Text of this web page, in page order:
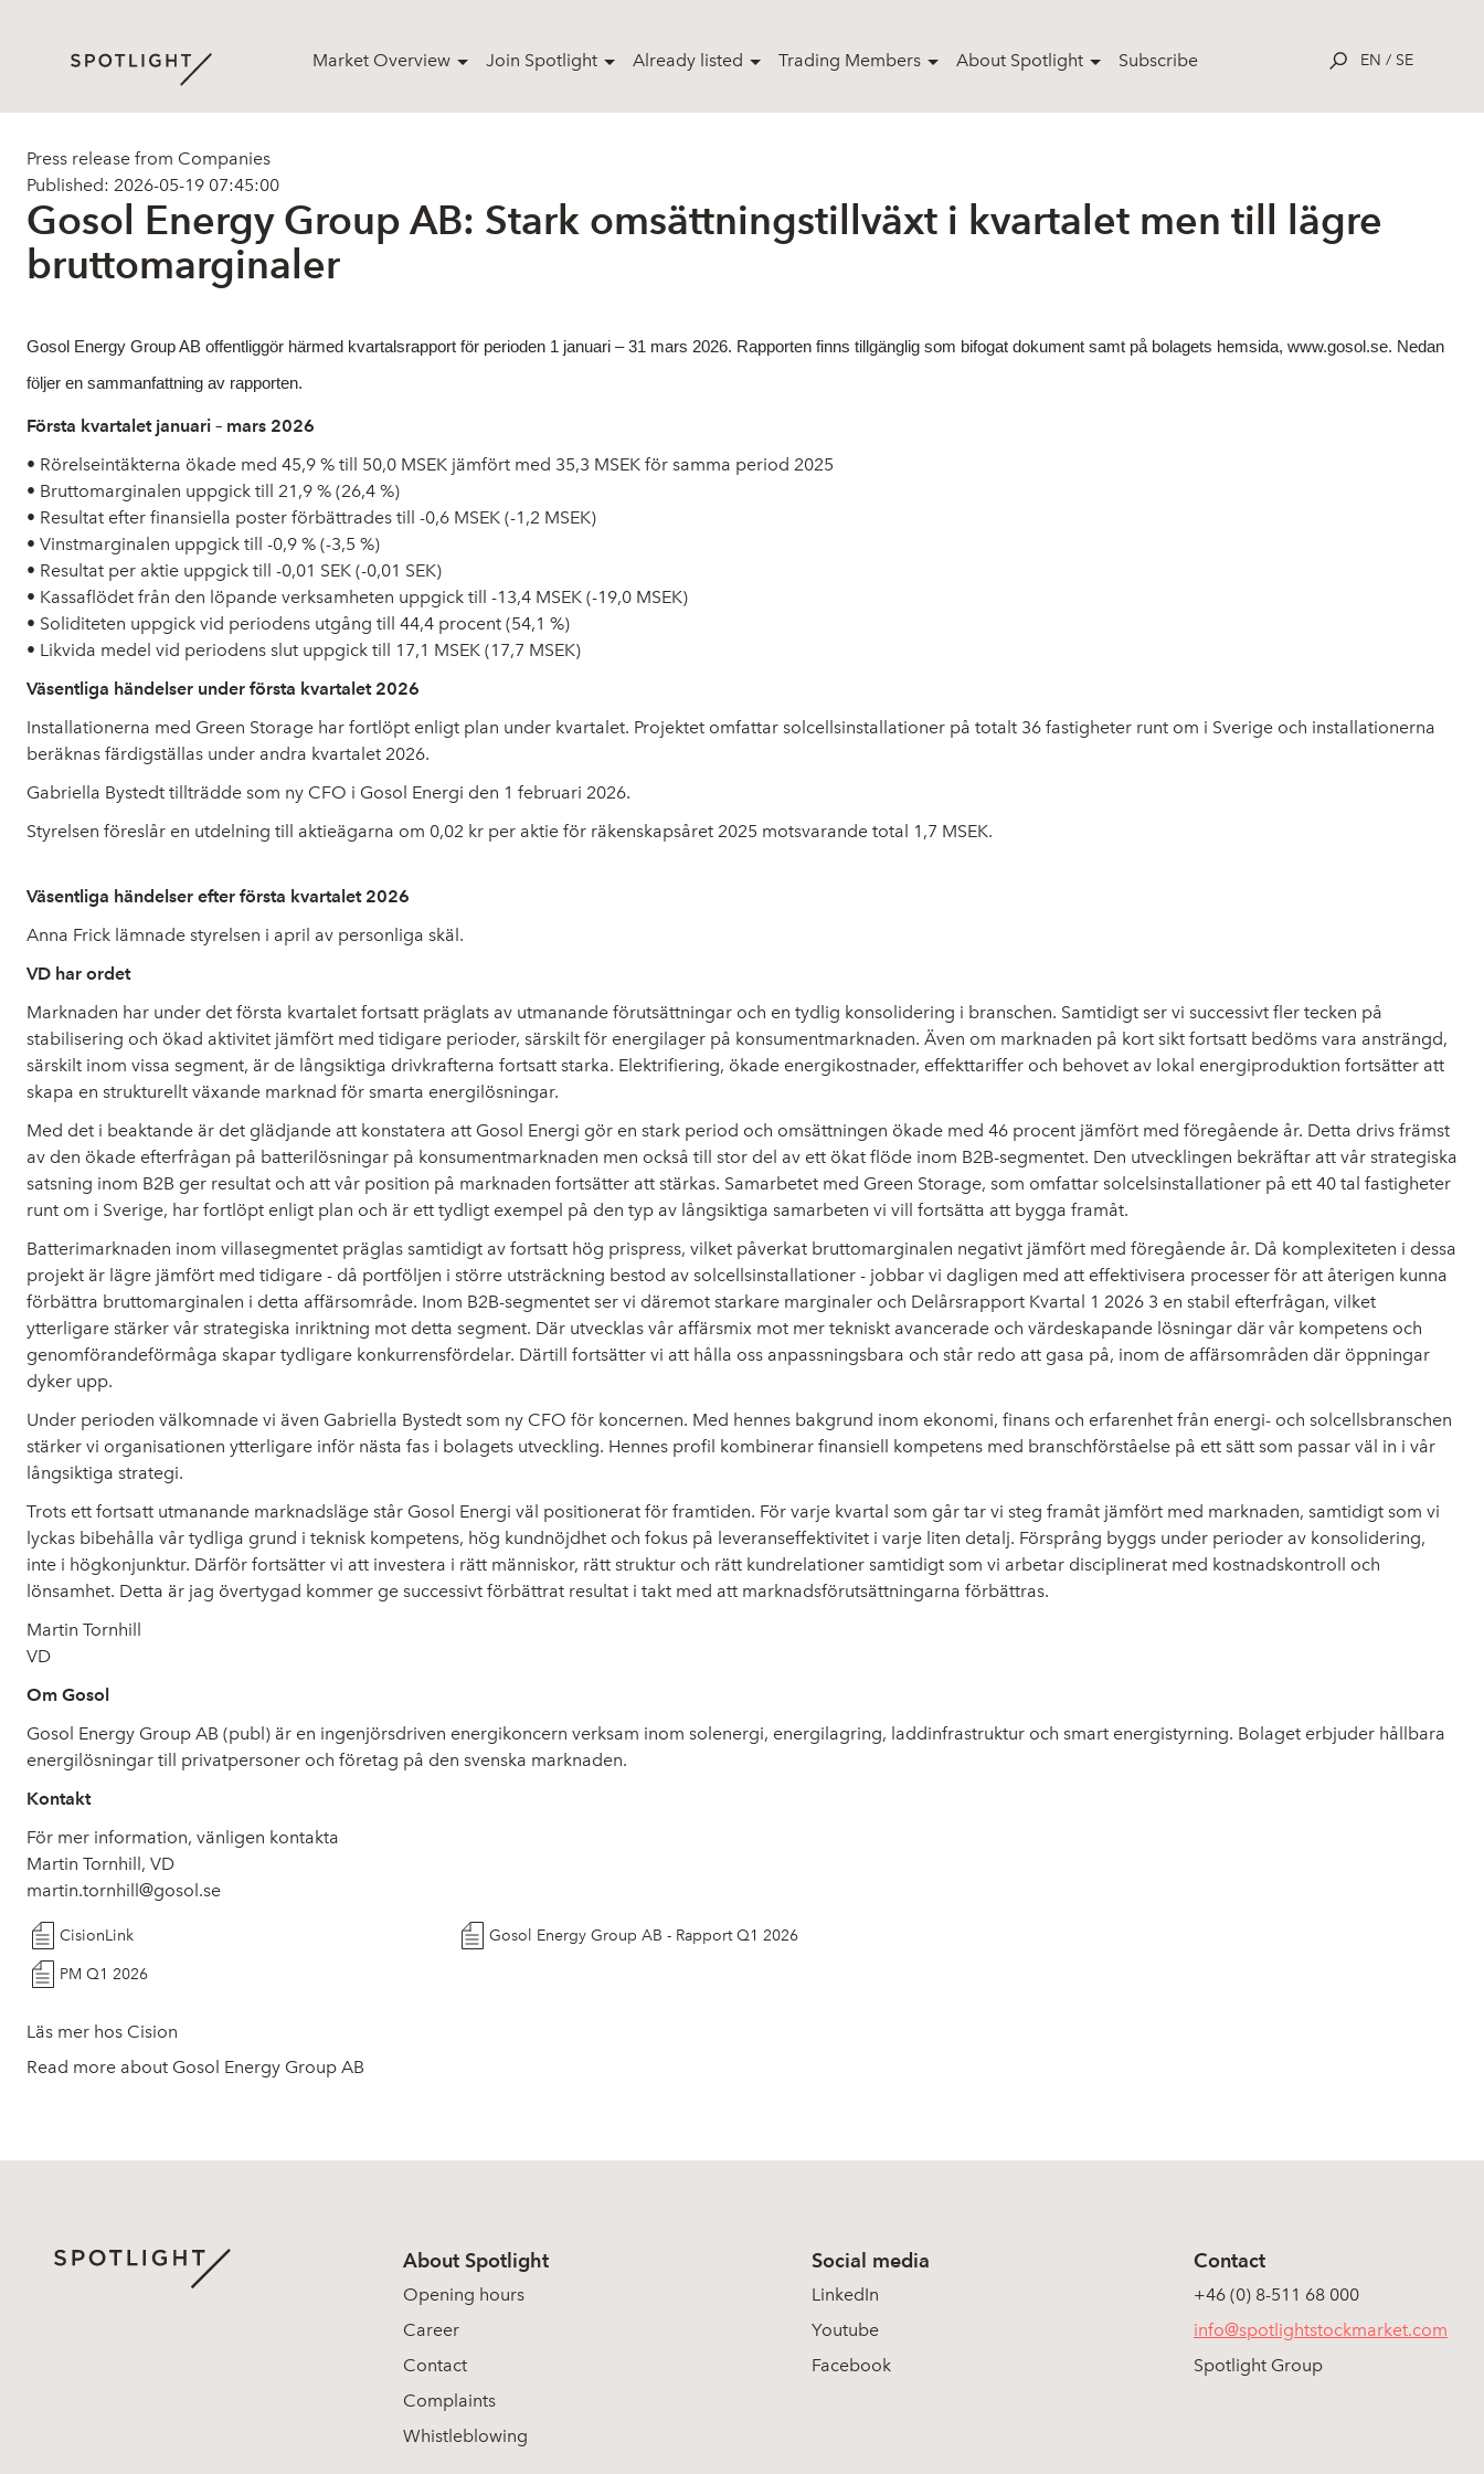
Market Overview Join Spotlight Already listed Trading Members About Spotlight Subscribe EN / SE
Press release from Companies
Published: 2026-05-19 07:45:00
Gosol Energy Group AB: Stark omsättningstillväxt i kvartalet men till lägre
bruttomarginaler
Gosol Energy Group AB offentliggör härmed kvartalsrapport för perioden 1 januari – 31 mars 2026. Rapporten finns tillgänglig som bifogat dokument samt på bolagets hemsida, www.gosol.se. Nedan
följer en sammanfattning av rapporten.
Första kvartalet januari – mars 2026
• Rörelseintäkterna ökade med 45,9 % till 50,0 MSEK jämfört med 35,3 MSEK för samma period 2025
• Bruttomarginalen uppgick till 21,9 % (26,4 %)
• Resultat efter finansiella poster förbättrades till -0,6 MSEK (-1,2 MSEK)
• Vinstmarginalen uppgick till -0,9 % (-3,5 %)
• Resultat per aktie uppgick till -0,01 SEK (-0,01 SEK)
• Kassaflödet från den löpande verksamheten uppgick till -13,4 MSEK (-19,0 MSEK)
• Soliditeten uppgick vid periodens utgång till 44,4 procent (54,1 %)
• Likvida medel vid periodens slut uppgick till 17,1 MSEK (17,7 MSEK)
Väsentliga händelser under första kvartalet 2026
Installationerna med Green Storage har fortlöpt enligt plan under kvartalet. Projektet omfattar solcellsinstallationer på totalt 36 fastigheter runt om i Sverige och installationerna
beräknas färdigställas under andra kvartalet 2026.
Gabriella Bystedt tillträdde som ny CFO i Gosol Energi den 1 februari 2026.
Styrelsen föreslår en utdelning till aktieägarna om 0,02 kr per aktie för räkenskapsåret 2025 motsvarande total 1,7 MSEK.
Väsentliga händelser efter första kvartalet 2026
Anna Frick lämnade styrelsen i april av personliga skäl.
VD har ordet
Marknaden har under det första kvartalet fortsatt präglats av utmanande förutsättningar och en tydlig konsolidering i branschen. Samtidigt ser vi successivt fler tecken på
stabilisering och ökad aktivitet jämfört med tidigare perioder, särskilt för energilager på konsumentmarknaden. Även om marknaden på kort sikt fortsatt bedöms vara ansträngd,
särskilt inom vissa segment, är de långsiktiga drivkrafterna fortsatt starka. Elektrifiering, ökade energikostnader, effekttariffer och behovet av lokal energiproduktion fortsätter att
skapa en strukturellt växande marknad för smarta energilösningar.
Med det i beaktande är det glädjande att konstatera att Gosol Energi gör en stark period och omsättningen ökade med 46 procent jämfört med föregående år. Detta drivs främst
av den ökade efterfrågan på batterilösningar på konsumentmarknaden men också till stor del av ett ökat flöde inom B2B-segmentet. Den utvecklingen bekräftar att vår strategiska
satsning inom B2B ger resultat och att vår position på marknaden fortsätter att stärkas. Samarbetet med Green Storage, som omfattar solcelsinstallationer på ett 40 tal fastigheter
runt om i Sverige, har fortlöpt enligt plan och är ett tydligt exempel på den typ av långsiktiga samarbeten vi vill fortsätta att bygga framåt.
Batterimarknaden inom villasegmentet präglas samtidigt av fortsatt hög prispress, vilket påverkat bruttomarginalen negativt jämfört med föregående år. Då komplexiteten i dessa
projekt är lägre jämfört med tidigare - då portföljen i större utsträckning bestod av solcellsinstallationer - jobbar vi dagligen med att effektivisera processer för att återigen kunna
förbättra bruttomarginalen i detta affärsområde. Inom B2B-segmentet ser vi däremot starkare marginaler och Delårsrapport Kvartal 1 2026 3 en stabil efterfrågan, vilket
ytterligare stärker vår strategiska inriktning mot detta segment. Där utvecklas vår affärsmix mot mer tekniskt avancerade och värdeskapande lösningar där vår kompetens och
genomförandeförmåga skapar tydligare konkurrensfördelar. Därtill fortsätter vi att hålla oss anpassningsbara och står redo att gasa på, inom de affärsområden där öppningar
dyker upp.
Under perioden välkomnade vi även Gabriella Bystedt som ny CFO för koncernen. Med hennes bakgrund inom ekonomi, finans och erfarenhet från energi- och solcellsbranschen
stärker vi organisationen ytterligare inför nästa fas i bolagets utveckling. Hennes profil kombinerar finansiell kompetens med branschförståelse på ett sätt som passar väl in i vår
långsiktiga strategi.
Trots ett fortsatt utmanande marknadsläge står Gosol Energi väl positionerat för framtiden. För varje kvartal som går tar vi steg framåt jämfört med marknaden, samtidigt som vi
lyckas bibehålla vår tydliga grund i teknisk kompetens, hög kundnöjdhet och fokus på leveranseffektivitet i varje liten detalj. Försprång byggs under perioder av konsolidering,
inte i högkonjunktur. Därför fortsätter vi att investera i rätt människor, rätt struktur och rätt kundrelationer samtidigt som vi arbetar disciplinerat med kostnadskontroll och
lönsamhet. Detta är jag övertygad kommer ge successivt förbättrat resultat i takt med att marknadsförutsättningarna förbättras.
Martin Tornhill
VD
Om Gosol
Gosol Energy Group AB (publ) är en ingenjörsdriven energikoncern verksam inom solenergi, energilagring, laddinfrastruktur och smart energistyrning. Bolaget erbjuder hållbara
energilösningar till privatpersoner och företag på den svenska marknaden.
Kontakt
För mer information, vänligen kontakta
Martin Tornhill, VD
martin.tornhill@gosol.se
CisionLink Gosol Energy Group AB - Rapport Q1 2026
PM Q1 2026
Läs mer hos Cision
Read more about Gosol Energy Group AB
About Spotlight
Opening hours
Career
Contact
Complaints
Whistleblowing
Social media
LinkedIn
Youtube
Facebook
Contact
+46 (0) 8-511 68 000
info@spotlightstockmarket.com
Spotlight Group